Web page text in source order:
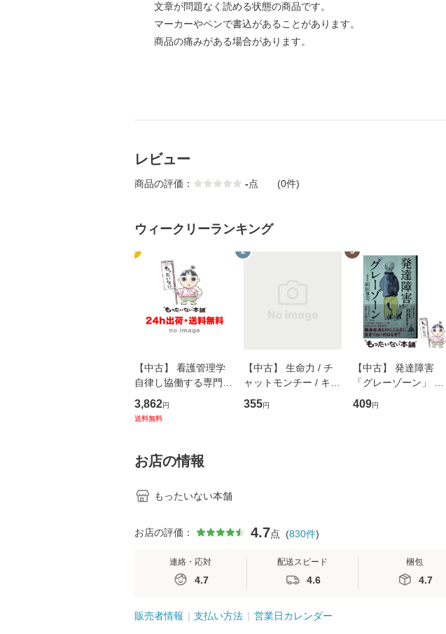
文章が問題なく読める状態の商品です。
マーカーやペンで書込があることがあります。
商品の痛みがある場合があります。
レビュー
商品の評価： -点 (0件)
ウィークリーランキング
1
【中古】 看護管理学
自律し協働する専門職
の看護マネジメントス
キル 改訂第3版 (看護
堂 [単行
3,862円
送料無料
2
【中古】 生命力 / チ
ャットモンチー / キュ
ーンレコード [CD]
【メール便送料無料】
355円
3
【中古】 発達障害
「グレーゾーン」 そ
の正しい理解と克服法
(SB新書 572) / 岡田尊
409円
お店の情報
もったいない本舗
お店の評価： 4.7点 (830件)
連絡・応対
4.7
配送スピード
4.6
梱包
4.7
販売者情報 支払い方法 営業日カレンダー